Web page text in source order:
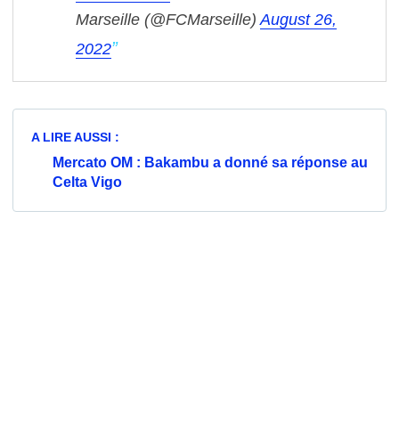
Marseille (@FCMarseille) August 26,
2022
A LIRE AUSSI :
Mercato OM : Bakambu a donné sa réponse au
Celta Vigo